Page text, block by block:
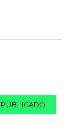
PUBLICADO